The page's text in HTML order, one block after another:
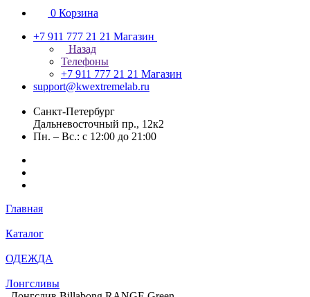
0 Корзина
+7 911 777 21 21 Магазин
Назад
Телефоны
+7 911 777 21 21 Магазин
support@kwextremelab.ru
Санкт-Петербург
Дальневосточный пр., 12к2
Пн. – Вс.: с 12:00 до 21:00
Главная
Каталог
ОДЕЖДА
Лонгсливы